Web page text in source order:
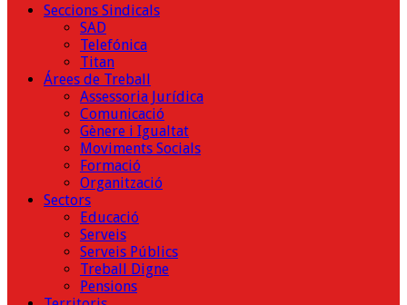
Seccions Sindicals
SAD
Telefónica
Titan
Árees de Treball
Assessoria Jurídica
Comunicació
Gènere i Igualtat
Moviments Socials
Formació
Organització
Sectors
Educació
Serveis
Serveis Públics
Treball Digne
Pensions